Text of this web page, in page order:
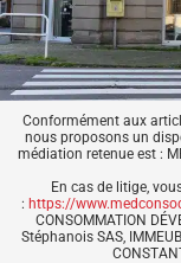
Conformément aux
nous proposons un
médiation retenue est :
En cas de litige,
: https://
CONSOMMATION
Stéphanois SAS,